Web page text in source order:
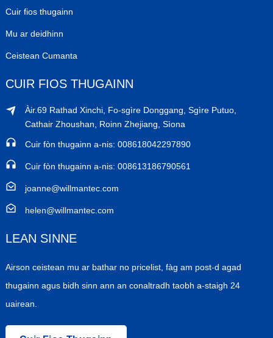
Cuir fios thugainn
Mu ar deidhinn
Ceistean Cumanta
CUIR FIOS THUGAINN
Àir.69 Rathad Xinchi, Fo-sgìre Donggang, Sgìre Putuo,
Cathair Zhoushan, Roinn Zhejiang, Sìona
Cuir fòn thugainn a-nis: 008618042297890
Cuir fòn thugainn a-nis: 008613186790561
joanne@willmantec.com
helen@willmantec.com
LEAN SINNE
Airson ceistean mu ar bathar no pricelist, fàg am post-d agad
thugainn agus bidh sinn ann an conaltradh taobh a-staigh 24
uairean.